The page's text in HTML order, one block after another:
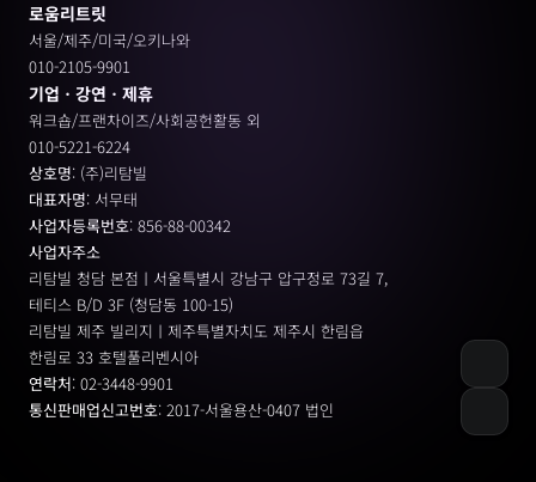
로움리트릿
서울/제주/미국/오키나와
010-2105-9901
기업ㆍ강연ㆍ제휴
워크숍/프랜차이즈/사회공헌활동 외
010-5221-6224
상호명: (주)리탐빌
대표자명: 서무태
사업자등록번호: 856-88-00342
사업자주소
리탐빌 청담 본점ㅣ서울특별시 강남구 압구정로 73길 7,
테티스 B/D 3F (청담동 100-15)
리탐빌 제주 빌리지ㅣ제주특별자치도 제주시 한림읍
한림로 33 호텔풀리벤시아
연락처: 02-3448-9901
통신판매업신고번호: 2017-서울용산-0407 법인